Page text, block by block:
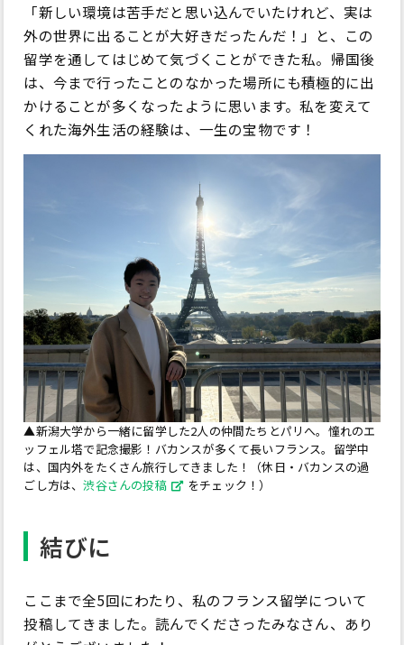
「新しい環境は苦手だと思い込んでいたけれど、実は
外の世界に出ることが大好きだったんだ！」と、この
留学を通してはじめて気づくことができた私。帰国後
は、今まで行ったことのなかった場所にも積極的に出
かけることが多くなったように思います。私を変えて
くれた海外生活の経験は、一生の宝物です！
▲新潟大学から一緒に留学した2人の仲間たちとパリへ。憧れのエ
ッフェル塔で記念撮影！バカンスが多くて長いフランス。留学中
は、国内外をたくさん旅行してきました！（休日・バカンスの過
ごし方は、渋谷さんの投稿 をチェック！）
結びに
ここまで全5回にわたり、私のフランス留学について
投稿してきました。読んでくださったみなさん、あり